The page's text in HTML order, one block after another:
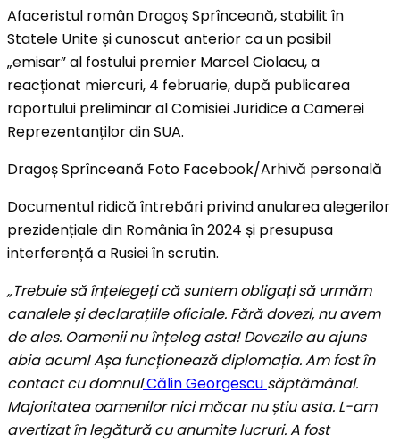
Afaceristul român Dragoș Sprînceană, stabilit în
Statele Unite și cunoscut anterior ca un posibil
„emisar” al fostului premier Marcel Ciolacu, a
reacționat miercuri, 4 februarie, după publicarea
raportului preliminar al Comisiei Juridice a Camerei
Reprezentanților din SUA.
Dragoș Sprînceană Foto Facebook/Arhivă personală
Documentul ridică întrebări privind anularea alegerilor
prezidențiale din România în 2024 și presupusa
interferență a Rusiei în scrutin.
„Trebuie să înțelegeți că suntem obligați să urmăm
canalele și declarațiile oficiale. Fără dovezi, nu avem
de ales. Oamenii nu înțeleg asta! Dovezile au ajuns
abia acum! Așa funcționează diplomația. Am fost în
contact cu domnulCălin Georgescu săptămânal.
Majoritatea oamenilor nici măcar nu știu asta. L-am
avertizat în legătură cu anumite lucruri. A fost